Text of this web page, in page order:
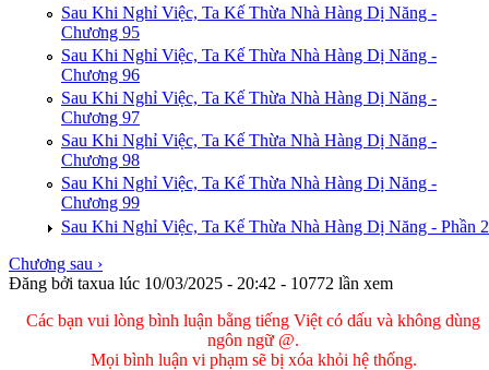
Sau Khi Nghỉ Việc, Ta Kế Thừa Nhà Hàng Dị Năng -
Chương 95
Sau Khi Nghỉ Việc, Ta Kế Thừa Nhà Hàng Dị Năng -
Chương 96
Sau Khi Nghỉ Việc, Ta Kế Thừa Nhà Hàng Dị Năng -
Chương 97
Sau Khi Nghỉ Việc, Ta Kế Thừa Nhà Hàng Dị Năng -
Chương 98
Sau Khi Nghỉ Việc, Ta Kế Thừa Nhà Hàng Dị Năng -
Chương 99
Sau Khi Nghỉ Việc, Ta Kế Thừa Nhà Hàng Dị Năng - Phần 2
Chương sau ›
Đăng bởi taxua lúc 10/03/2025 - 20:42 - 10772 lần xem
Các bạn vui lòng bình luận bằng tiếng Việt có dấu và không dùng
ngôn ngữ @.
Mọi bình luận vi phạm sẽ bị xóa khỏi hệ thống.